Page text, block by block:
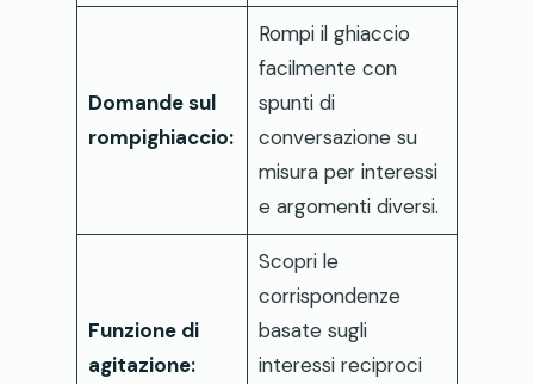
Domande sul
rompighiaccio:
Rompi il ghiaccio
facilmente con
spunti di
conversazione su
misura per interessi
e argomenti diversi.
Funzione di
agitazione:
Scopri le
corrispondenze
basate sugli
interessi reciproci